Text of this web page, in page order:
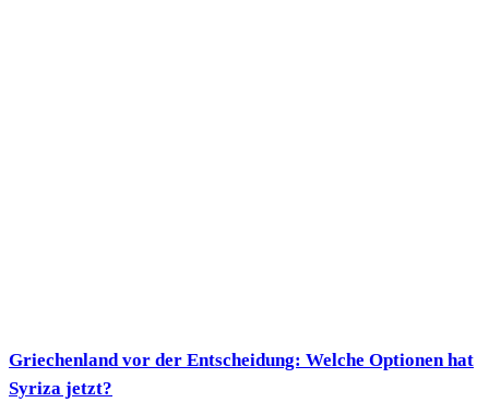
Griechenland vor der Entscheidung: Welche Optionen hat
Syriza jetzt?